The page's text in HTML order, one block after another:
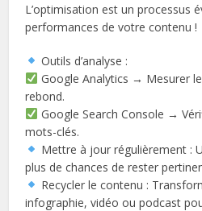
L’optimisation est un processus
performances de votre contenu !
Outils d’analyse :
Google Analytics → Mesurer
rebond.
Google Search Console →
mots-clés.
Mettre à jour régulièrement :
plus de chances de rester
Recycler le contenu :
infographie, vidéo ou podcast